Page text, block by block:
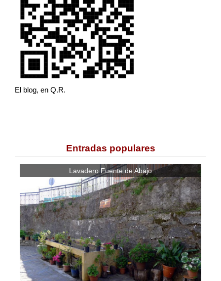
El blog, en Q.R.
Entradas populares
Lavadero Fuente de Abajo